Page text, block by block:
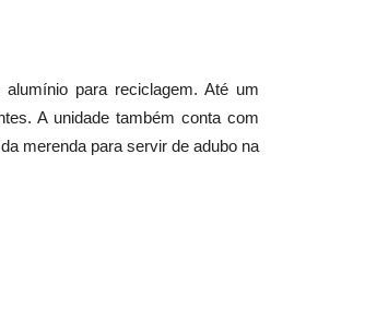
para reciclagem. Até um
A unidade também conta com
merenda para servir de adubo na